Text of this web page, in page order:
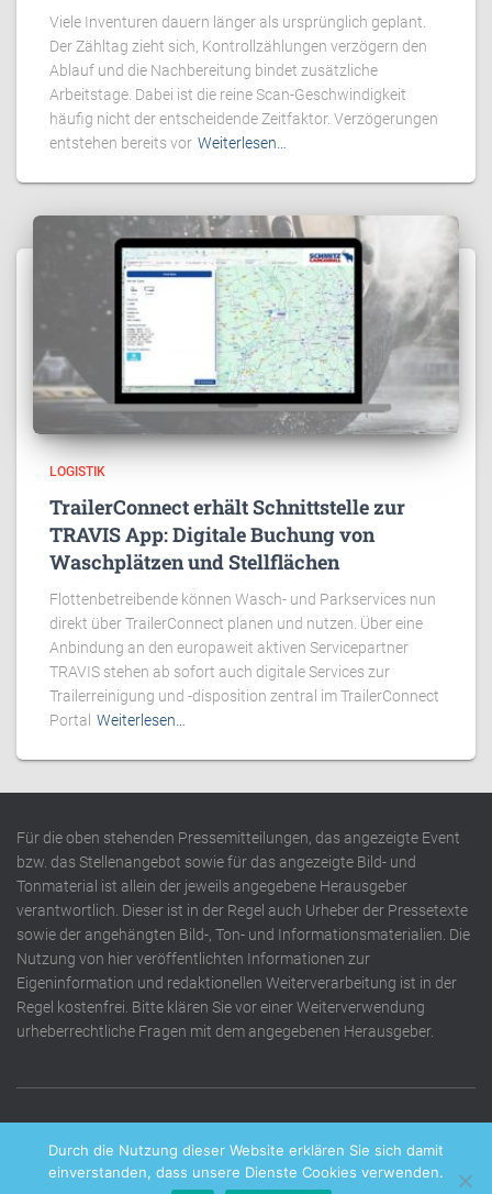
Viele Inventuren dauern länger als ursprünglich geplant.
Der Zähltag zieht sich, Kontrollzählungen verzögern den
Ablauf und die Nachbereitung bindet zusätzliche
Arbeitstage. Dabei ist die reine Scan-Geschwindigkeit
häufig nicht der entscheidende Zeitfaktor. Verzögerungen
entstehen bereits vor Weiterlesen…
LOGISTIK
TrailerConnect erhält Schnittstelle zur
TRAVIS App: Digitale Buchung von
Waschplätzen und Stellflächen
Flottenbetreibende können Wasch- und Parkservices nun
direkt über TrailerConnect planen und nutzen. Über eine
Anbindung an den europaweit aktiven Servicepartner
TRAVIS stehen ab sofort auch digitale Services zur
Trailerreinigung und -disposition zentral im TrailerConnect
Portal Weiterlesen…
Für die oben stehenden Pressemitteilungen, das angezeigte Event
bzw. das Stellenangebot sowie für das angezeigte Bild- und
Tonmaterial ist allein der jeweils angegebene Herausgeber
verantwortlich. Dieser ist in der Regel auch Urheber der Pressetexte
sowie der angehängten Bild-, Ton- und Informationsmaterialien. Die
Nutzung von hier veröffentlichten Informationen zur
Eigeninformation und redaktionellen Weiterverarbeitung ist in der
Regel kostenfrei. Bitte klären Sie vor einer Weiterverwendung
urheberrechtliche Fragen mit dem angegebenen Herausgeber.
Durch die Nutzung dieser Website erklären Sie sich damit
einverstanden, dass unsere Dienste Cookies verwenden.